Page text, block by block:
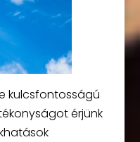
kulcsfontosságú
érjünk